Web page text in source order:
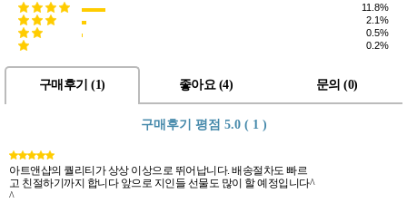
11.8%
2.1%
0.5%
0.2%
구매후기 (1) 좋아요 (4) 문의 (0)
구매후기 평점 5.0 ( 1 )
아트앤샵의 퀄리티가 상상 이상으로 뛰어납니다. 배송절차도 빠르
고 친절하기까지 합니다 앞으로 지인들 선물도 많이 할 예정입니다^
^